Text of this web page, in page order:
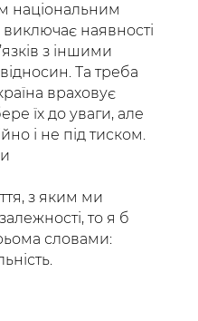
національним
наявності
з іншими
Та треба
враховує
їх до уваги, але
і не під тиском.
з яким ми
то я б
словами: